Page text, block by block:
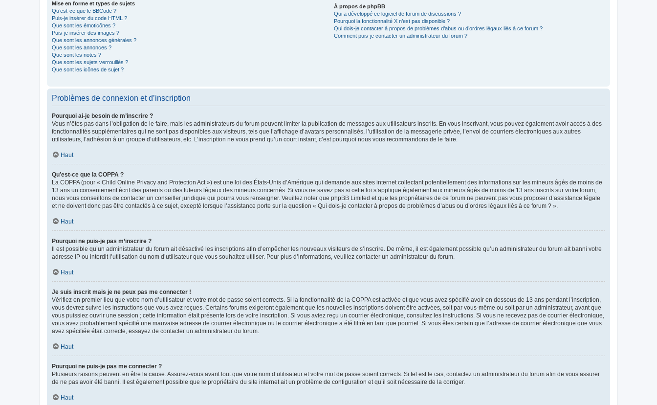
Mise en forme et types de sujets
Qu’est-ce que le BBCode ?
Puis-je insérer du code HTML ?
Que sont les émoticônes ?
Puis-je insérer des images ?
Que sont les annonces générales ?
Que sont les annonces ?
Que sont les notes ?
Que sont les sujets verrouillés ?
Que sont les icônes de sujet ?
À propos de phpBB
Qui a développé ce logiciel de forum de discussions ?
Pourquoi la fonctionnalité X n’est pas disponible ?
Qui dois-je contacter à propos de problèmes d’abus ou d’ordres légaux liés à ce forum ?
Comment puis-je contacter un administrateur du forum ?
Problèmes de connexion et d’inscription
Pourquoi ai-je besoin de m’inscrire ?
Vous n’êtes pas dans l’obligation de le faire, mais les administrateurs du forum peuvent limiter la publication de messages aux utilisateurs inscrits. En vous inscrivant, vous pouvez également avoir accès à des
fonctionnalités supplémentaires qui ne sont pas disponibles aux visiteurs, tels que l’affichage d’avatars personnalisés, l’utilisation de la messagerie privée, l’envoi de courriers électroniques aux autres
utilisateurs, l’adhésion à un groupe d’utilisateurs, etc. L’inscription ne vous prend qu’un court instant, c’est pourquoi nous vous recommandons de le faire.
Haut
Qu’est-ce que la COPPA ?
La COPPA (pour « Child Online Privacy and Protection Act ») est une loi des États-Unis d’Amérique qui demande aux sites internet collectant potentiellement des informations sur les mineurs âgés de moins de
13 ans un consentement écrit des parents ou des tuteurs légaux des mineurs concernés. Si vous ne savez pas si cette loi s’applique également aux mineurs âgés de moins de 13 ans inscrits sur votre forum,
nous vous conseillons de contacter un conseiller juridique qui pourra vous renseigner. Veuillez noter que phpBB Limited et que les propriétaires de ce forum ne peuvent pas vous proposer d’assistance légale
et ne doivent donc pas être contactés à ce sujet, excepté lorsque l’assistance porte sur la question « Qui dois-je contacter à propos de problèmes d’abus ou d’ordres légaux liés à ce forum ? ».
Haut
Pourquoi ne puis-je pas m’inscrire ?
Il est possible qu’un administrateur du forum ait désactivé les inscriptions afin d’empêcher les nouveaux visiteurs de s’inscrire. De même, il est également possible qu’un administrateur du forum ait banni votre
adresse IP ou interdit l’utilisation du nom d’utilisateur que vous souhaitez utiliser. Pour plus d’informations, veuillez contacter un administrateur du forum.
Haut
Je suis inscrit mais je ne peux pas me connecter !
Vérifiez en premier lieu que votre nom d’utilisateur et votre mot de passe soient corrects. Si la fonctionnalité de la COPPA est activée et que vous avez spécifié avoir en dessous de 13 ans pendant l’inscription,
vous devrez suivre les instructions que vous avez reçues. Certains forums exigeront également que les nouvelles inscriptions doivent être activées, soit par vous-même ou soit par un administrateur, avant que
vous puissiez ouvrir une session ; cette information était présente lors de votre inscription. Si vous aviez reçu un courrier électronique, consultez les instructions. Si vous ne recevez pas de courrier électronique,
vous avez probablement spécifié une mauvaise adresse de courrier électronique ou le courrier électronique a été filtré en tant que pourriel. Si vous êtes certain que l’adresse de courrier électronique que vous
avez spécifiée était correcte, essayez de contacter un administrateur du forum.
Haut
Pourquoi ne puis-je pas me connecter ?
Plusieurs raisons peuvent en être la cause. Assurez-vous avant tout que votre nom d’utilisateur et votre mot de passe soient corrects. Si tel est le cas, contactez un administrateur du forum afin de vous assurer
de ne pas avoir été banni. Il est également possible que le propriétaire du site internet ait un problème de configuration et qu’il soit nécessaire de la corriger.
Haut